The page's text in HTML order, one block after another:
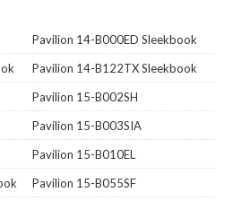
Pavilion 14-B000ED Sleekbook
Pavilion 14-B122TX Sleekbook
Pavilion 15-B002SH
Pavilion 15-B003SIA
Pavilion 15-B010EL
Pavilion 15-B055SF